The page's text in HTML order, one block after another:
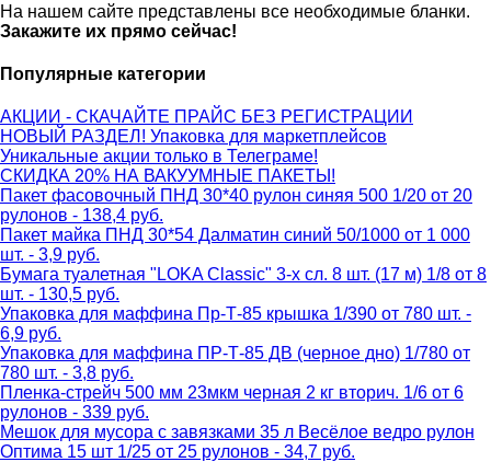
На нашем сайте представлены все необходимые бланки.
Закажите их прямо сейчас!
Популярные категории
АКЦИИ - СКАЧАЙТЕ ПРАЙС БЕЗ РЕГИСТРАЦИИ
НОВЫЙ РАЗДЕЛ! Упаковка для маркетплейсов
Уникальные акции только в Телеграме!
СКИДКА 20% НА ВАКУУМНЫЕ ПАКЕТЫ!
Пакет фасовочный ПНД 30*40 рулон синяя 500 1/20 от 20
рулонов - 138,4 руб.
Пакет майка ПНД 30*54 Далматин синий 50/1000 от 1 000
шт. - 3,9 руб.
Бумага туалетная "LOKA Classic" 3-х сл. 8 шт. (17 м) 1/8 от 8
шт. - 130,5 руб.
Упаковка для маффина Пр-Т-85 крышка 1/390 от 780 шт. -
6,9 руб.
Упаковка для маффина ПР-Т-85 ДВ (черное дно) 1/780 от
780 шт. - 3,8 руб.
Пленка-стрейч 500 мм 23мкм черная 2 кг вторич. 1/6 от 6
рулонов - 339 руб.
Мешок для мусора с завязками 35 л Весёлое ведро рулон
Оптима 15 шт 1/25 от 25 рулонов - 34,7 руб.